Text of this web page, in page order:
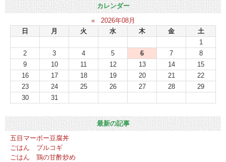
カレンダー
«
2026年08月
日
月 火 水 木 金
土
1
2
3 4 5 6 7
8
9
10 11 12 13 14
15
16
17 18 19 20 21
22
23
24 25 26 27 28
29
30
31
最新の記事
五目マーボー豆腐丼
ごはん プルコギ
ごはん 鶏の甘酢炒め